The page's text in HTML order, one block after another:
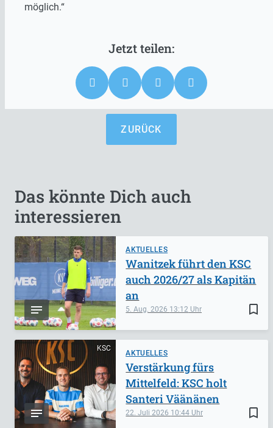
möglich.“
ZURÜCK
Das könnte Dich auch
interessieren
AKTUELLES
bookmark_border
5. Aug. 2026 13:12
Wanitzek führt den KSC
auch 2026/27 als Kapitän
an
KSC
AKTUELLES
bookmark_border
22. Juli 2026 10:44
Verstärkung fürs
Mittelfeld: KSC holt
Santeri Väänänen